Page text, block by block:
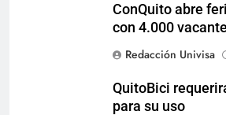
ConQuito abre
con 4.000
Redacción Univisa
QuitoBici
para su uso